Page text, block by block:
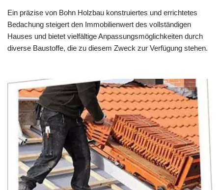
Ein präzise von Bohn Holzbau konstruiertes und errichtetes
Bedachung steigert den Immobilienwert des vollständigen
Hauses und bietet vielfältige Anpassungsmöglichkeiten durch
diverse Baustoffe, die zu diesem Zweck zur Verfügung stehen.